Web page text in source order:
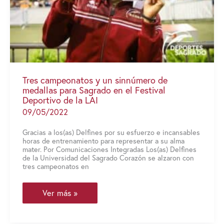
Tres campeonatos y un sinnúmero de
medallas para Sagrado en el Festival
Deportivo de la LAI
09/05/2022
Gracias a los(as) Delfines por su esfuerzo e incansables
horas de entrenamiento para representar a su alma
mater. Por Comunicaciones Integradas Los(as) Delfines
de la Universidad del Sagrado Corazón se alzaron con
tres campeonatos en
Tres
campeonatos
Ver más »